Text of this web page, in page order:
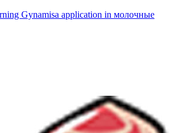
Gynamisa application in молочные